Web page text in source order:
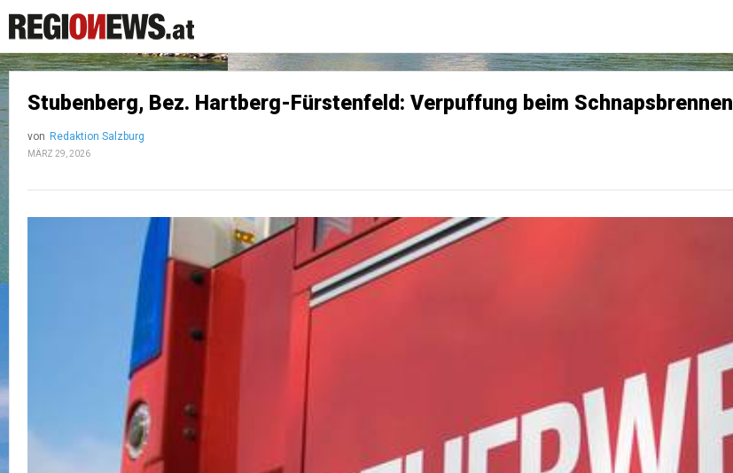
Stubenberg, Bez. Hartberg-Fürstenfeld: Verpuffung beim Schnapsbrennen
von Redaktion Salzburg
MÄRZ 29, 2026